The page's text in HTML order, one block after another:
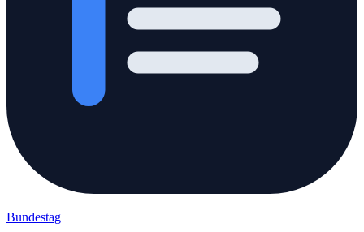
Bundestag